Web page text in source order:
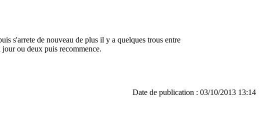
s'arrete de nouveau de plus il y a quelques trous entre
ou deux puis recommence.
Date de publication : 03/10/2013 13:14